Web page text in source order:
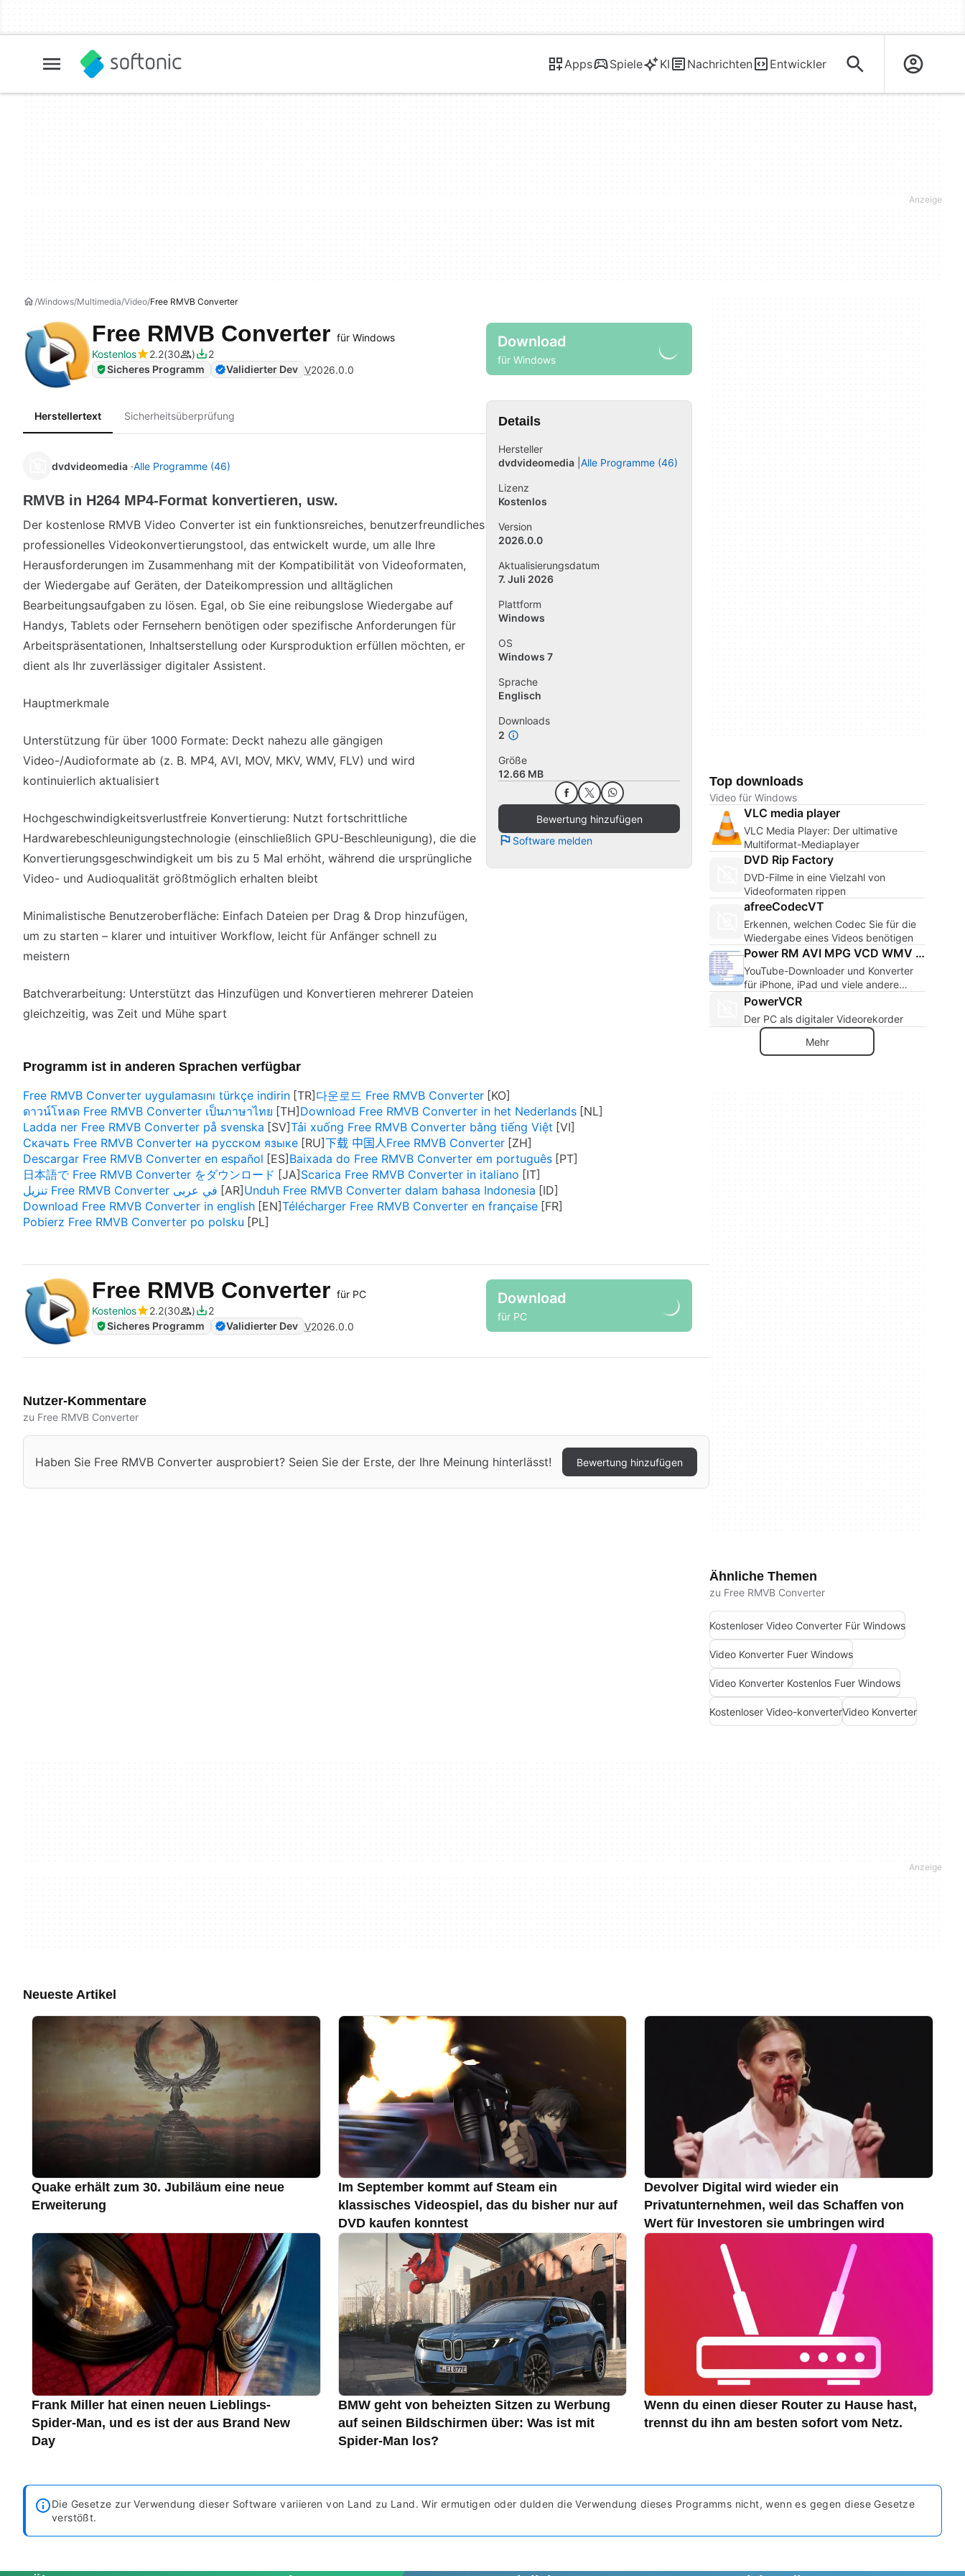
Apps Spiele KI Nachrichten Entwickler
Windows Multimedia Video Free RMVB Converter
Free RMVB Converter für Windows
Kostenlos
2.2 30
2
Sicheres Programm
Validierter Dev V2026.0.0
Download
für Windows
Herstellertext Sicherheitsüberprüfung
dvdvideomedia Alle Programme (46)
RMVB in H264 MP4-Format konvertieren, usw.
Der kostenlose RMVB Video Converter ist ein funktionsreiches, benutzerfreundliches
professionelles Videokonvertierungstool, das entwickelt wurde, um alle Ihre
Herausforderungen im Zusammenhang mit der Kompatibilität von Videoformaten,
der Wiedergabe auf Geräten, der Dateikompression und alltäglichen
Bearbeitungsaufgaben zu lösen. Egal, ob Sie eine reibungslose Wiedergabe auf
Handys, Tablets oder Fernsehern benötigen oder spezifische Anforderungen für
Arbeitspräsentationen, Inhaltserstellung oder Kursproduktion erfüllen möchten, er
dient als Ihr zuverlässiger digitaler Assistent.
Hauptmerkmale
Unterstützung für über 1000 Formate: Deckt nahezu alle gängigen
Video-/Audioformate ab (z. B. MP4, AVI, MOV, MKV, WMV, FLV) und wird
kontinuierlich aktualisiert
Hochgeschwindigkeitsverlustfreie Konvertierung: Nutzt fortschrittliche
Hardwarebeschleunigungstechnologie (einschließlich GPU-Beschleunigung), die die
Konvertierungsgeschwindigkeit um bis zu 5 Mal erhöht, während die ursprüngliche
Video- und Audioqualität größtmöglich erhalten bleibt
Minimalistische Benutzeroberfläche: Einfach Dateien per Drag & Drop hinzufügen,
um zu starten – klarer und intuitiver Workflow, leicht für Anfänger schnell zu
meistern
Batchverarbeitung: Unterstützt das Hinzufügen und Konvertieren mehrerer Dateien
gleichzeitig, was Zeit und Mühe spart
Details
Hersteller
dvdvideomedia Alle Programme (46)
Lizenz
Kostenlos
Version
2026.0.0
Aktualisierungsdatum
7. Juli 2026
Plattform
Windows
OS
Windows 7
Sprache
Englisch
Downloads
2
Größe
12.66 MB
Bewertung hinzufügen
Software melden
Programm ist in anderen Sprachen verfügbar
Free RMVB Converter uygulamasını türkçe indirin
다운로드 Free RMVB Converter
ดาวน์โหลด Free RMVB Converter เป็นภาษาไทย
Download Free RMVB Converter in het Nederlands
Ladda ner Free RMVB Converter på svenska
Tải xuống Free RMVB Converter bằng tiếng Việt
Скачать Free RMVB Converter на русском языке
下载 中国人Free RMVB Converter
Descargar Free RMVB Converter en español
Baixada do Free RMVB Converter em português
日本語で Free RMVB Converter をダウンロード
Scarica Free RMVB Converter in italiano
تنزيل Free RMVB Converter في عربى
Unduh Free RMVB Converter dalam bahasa Indonesia
Download Free RMVB Converter in english
Télécharger Free RMVB Converter en française
Pobierz Free RMVB Converter po polsku
Free RMVB Converter für PC
Kostenlos
2.2 30
2
Sicheres Programm
Validierter Dev V2026.0.0
Download
für PC
Nutzer-Kommentare
zu Free RMVB Converter
Haben Sie Free RMVB Converter ausprobiert? Seien Sie der Erste, der Ihre Meinung hinterlässt! Bewertung hinzufügen
Top downloads
Video für Windows
VLC media player
VLC Media Player: Der ultimative
Multiformat-Mediaplayer
DVD Rip Factory
DVD-Filme in eine Vielzahl von
Videoformaten rippen
afreeCodecVT
Erkennen, welchen Codec Sie für die
Wiedergabe eines Videos benötigen
Power RM AVI MPG VCD WMV Converter
YouTube-Downloader und Konverter
für iPhone, iPad und viele andere
Geräte
PowerVCR
Der PC als digitaler Videorekorder
Mehr
Ähnliche Themen
zu Free RMVB Converter
Kostenloser Video Converter Für Windows
Video Konverter Fuer Windows
Video Konverter Kostenlos Fuer Windows
Kostenloser Video-konverterVideo Konverter
Neueste Artikel
Quake erhält zum 30. Jubiläum eine neue
Erweiterung
Im September kommt auf Steam ein
klassisches Videospiel, das du bisher nur auf
DVD kaufen konntest
Devolver Digital wird wieder ein
Privatunternehmen, weil das Schaffen von
Wert für Investoren sie umbringen wird
Frank Miller hat einen neuen Lieblings-
Spider-Man, und es ist der aus Brand New
Day
BMW geht von beheizten Sitzen zu Werbung
auf seinen Bildschirmen über: Was ist mit
Spider-Man los?
Wenn du einen dieser Router zu Hause hast,
trennst du ihn am besten sofort vom Netz.
Die Gesetze zur Verwendung dieser Software variieren von Land zu Land. Wir ermutigen oder dulden die Verwendung dieses Programms nicht, wenn es gegen diese Gesetze
verstößt.